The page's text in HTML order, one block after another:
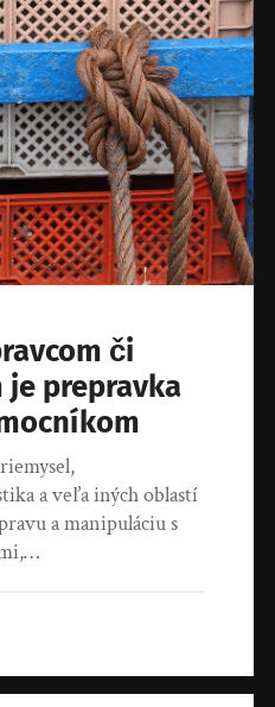
či
je prepravka
a veľa iných oblastí
a manipuláciu s